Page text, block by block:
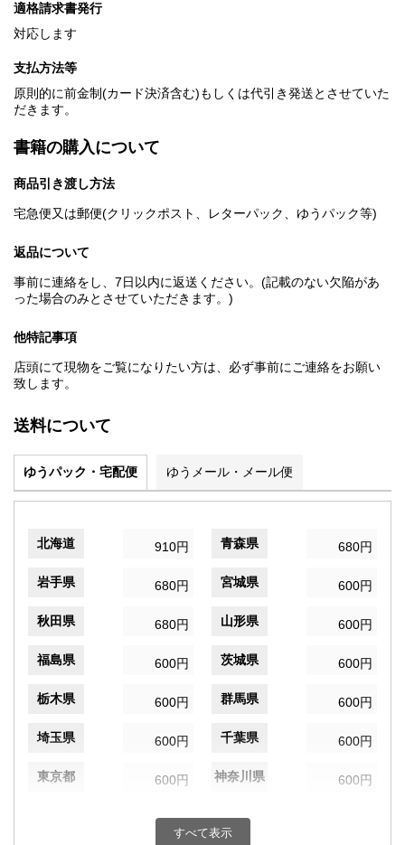
適格請求書発行
対応します
支払方法等
原則的に前金制(カード決済含む)もしくは代引き発送とさせていた
だきます。
書籍の購入について
商品引き渡し方法
宅急便又は郵便(クリックポスト、レターパック、ゆうパック等)
返品について
事前に連絡をし、7日以内に返送ください。(記載のない欠陥があ
った場合のみとさせていただきます。)
他特記事項
店頭にて現物をご覧になりたい方は、必ず事前にご連絡をお願い
致します。
送料について
ゆうパック・宅配便 ゆうメール・メール便
北海道 910円 青森県 680円
岩手県 680円 宮城県 600円
秋田県 680円 山形県 600円
福島県 600円 茨城県 600円
栃木県 600円 群馬県 600円
埼玉県 600円 千葉県 600円
東京都 600円 神奈川県 600円
600円 富山県
すべて表示